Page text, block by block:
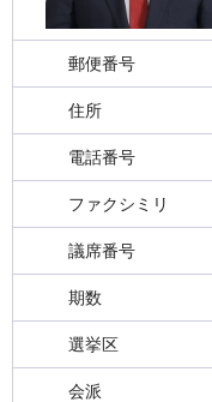
郵便番号
住所
電話番号
ファクシミリ
議席番号
期数
選挙区
会派